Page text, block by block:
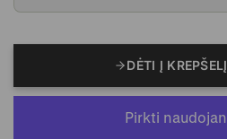
DĖTI Į KREPŠELĮ